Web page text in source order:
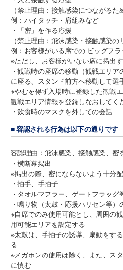
（禁止理由：接触感染につながるた
例：ハイタッチ・肩組みなど
・「密」を作る応援
（禁止理由：飛沫感染・接触感染の
例：お客様がいる席での ビッグフラ
※ただし、お客様がいない席に掲出
・観戦時の座席の移動（観戦エリ
に座る、スタンド前方へ移動して選
※やむを得ず入場時に登録した観戦
観戦エリア情報を登録しなおしてく
・飲食時のマスクを外しての会話
■ 容認される行為は以下の通りです
容認理由：飛沫感染、接触感染、密
・横断幕掲出
※掲出の際、密にならないよう十分
・拍手、手拍子
・タオルマフラー、ゲートフラッグ
・鳴り物（太鼓・応援ハリセン等）
※自席でのみ使用可能とし、周囲の
用可能エリアを設定する
※太鼓は、手拍子の誘導、扇動をす
る
※メガホンの使用は除く、また、ス
に慎む